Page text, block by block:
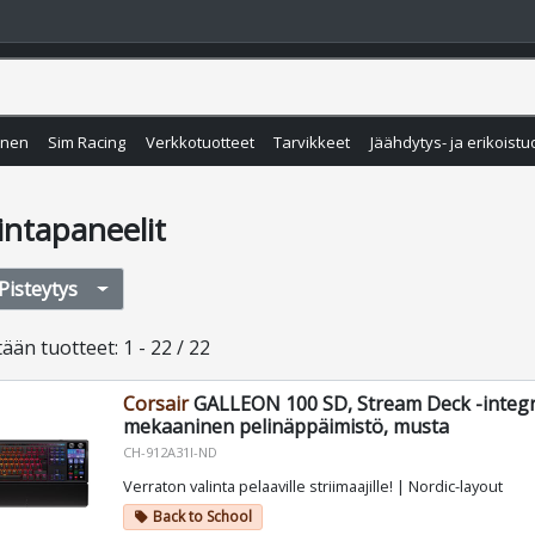
Sim Racing Verkkotuotteet Tarvikkeet Jäähdytys- ja
Pisteytys
tuotteet: 1 - 22 / 22
CorsairGALLEON 100 SD, Stream Deck -
mekaaninen pelinäppäimistö, musta
CH-912A31I-ND
Verraton valinta pelaaville striimaajille! | Nordic-layout
local_offer Back to School